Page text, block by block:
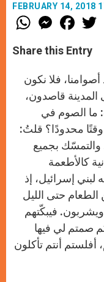
FEBRUARY 14, 2018
W
h
t
s
p
p
M
e
s
e
g
e
r
F
a
e
b
o
k
r
Share this Entry
فلا نكون
المدينة قاصدون،
ما الصوم في
وقتًا محدودًا؟ قلتُ:
بجميع
كالأطعمة
إسرائيل، إذ
الطعام حتى الليل
فيبكّتهم
صمتم لي فيها
أفلستم أنتم تأكلون